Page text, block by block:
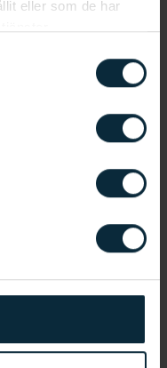
eller som de har
du och tandläkaren
möjligheter. Du
för dig.